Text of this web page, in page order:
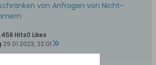
von Anfragen von Nicht-
Hits0 Likes
29.01.2023, 22:01